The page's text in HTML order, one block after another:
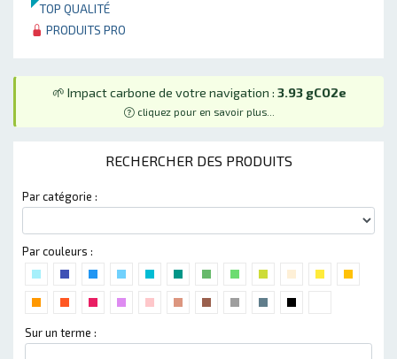
TOP QUALITÉ
PRODUITS PRO
🌱 Impact carbone de votre navigation : 3.93 gCO2e
cliquez pour en savoir plus...
RECHERCHER DES PRODUITS
Par catégorie :
Par couleurs :
Sur un terme :